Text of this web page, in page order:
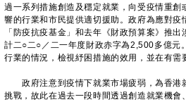
過一系列措施創造及穩定就業，向受疫情重創
響的行業和市民提供適切援助。政府為應對疫
「防疫抗疫基金」和去年《財政預算案》推
計二○二○／二一年度財政赤字為2,500多億元
行業的情況，檢視紓困措施的效用，並在有需
政府注意到疫情下就業市場疲弱，為香港
挑戰，故此在過去一段時間透過創造就業機會